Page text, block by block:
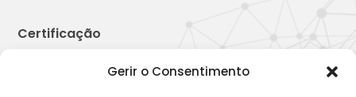
Gerir o Consentimento
Certificação